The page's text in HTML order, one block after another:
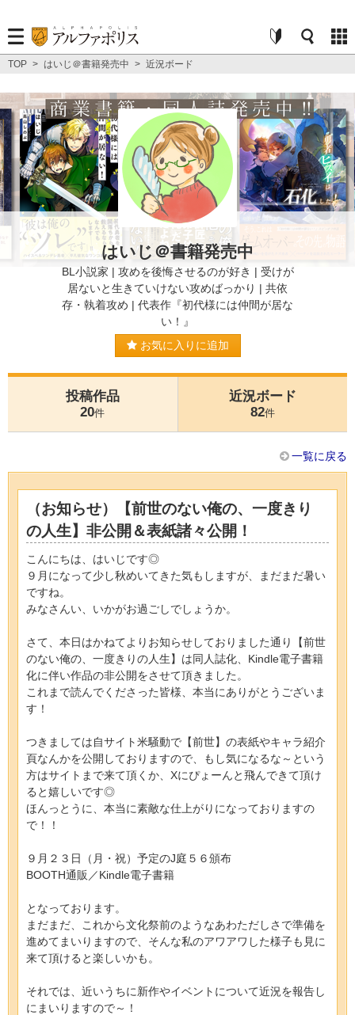
TOP > はいじ＠書籍発売中 > 近況ボード
はいじ＠書籍発売中
BL小説家 | 攻めを後悔させるのが好き | 受けが
居ないと生きていけない攻めばっかり | 共依
存・執着攻め | 代表作『初代様には仲間が居な
い！』
お気に入りに追加
投稿作品
20件
近況ボード
82件
一覧に戻る
（お知らせ）【前世のない俺の、一度きり
の人生】非公開＆表紙諸々公開！
こんにちは、はいじです◎
９月になって少し秋めいてきた気もしますが、まだまだ暑い
ですね。
みなさんい、いかがお過ごしでしょうか。
さて、本日はかねてよりお知らせしておりました通り【前世
のない俺の、一度きりの人生】は同人誌化、Kindle電子書籍
化に伴い作品の非公開をさせて頂きました。
これまで読んでくださった皆様、本当にありがとうございま
す！
つきましては自サイト米騒動で【前世】の表紙やキャラ紹介
頁なんかを公開しておりますので、もし気になるな～という
方はサイトまで来て頂くか、Xにぴょーんと飛んできて頂け
ると嬉しいです◎
ほんっとうに、本当に素敵な仕上がりになっておりますの
で！！
９月２３日（月・祝）予定のJ庭５６頒布
BOOTH通販／Kindle電子書籍
となっております。
まだまだ、これから文化祭前のようなあわただしさで準備を
進めてまいりますので、そんな私のアワアワした様子も見に
来て頂けると楽しいかも。
それでは、近いうちに新作やイベントについて近況を報告し
にまいりますので～！